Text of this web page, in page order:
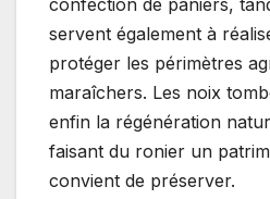
servent également à
protéger les périmètres
maraîchers. Les noix
enfin la régénération
faisant du ronier un
convient de préserver.